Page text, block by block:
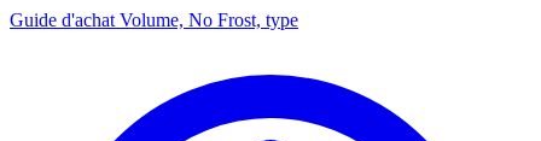
Guide d'achat Volume, No Frost, type